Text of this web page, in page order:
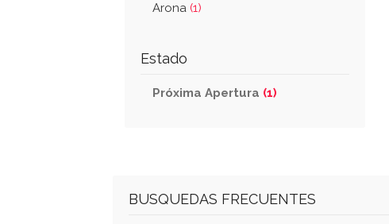
Arona (1)
Estado
Próxima Apertura (1)
BUSQUEDAS FRECUENTES